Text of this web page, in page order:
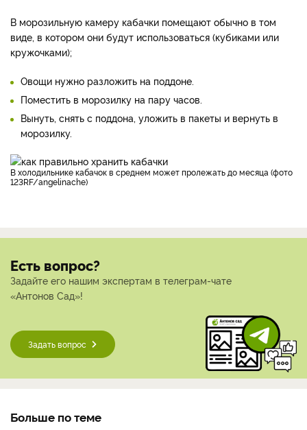
В морозильную камеру кабачки помещают обычно в том
виде, в котором они будут использоваться (кубиками или
кружочками);
Овощи нужно разложить на поддоне.
Поместить в морозилку на пару часов.
Вынуть, снять с поддона, уложить в пакеты и вернуть в
морозилку.
В холодильнике кабачок в среднем может пролежать до месяца (фото
123RF/angelinache)
Есть вопрос?
Задайте его нашим экспертам в телеграм-чате
«Антонов Сад»!
Задать вопрос
Больше по теме